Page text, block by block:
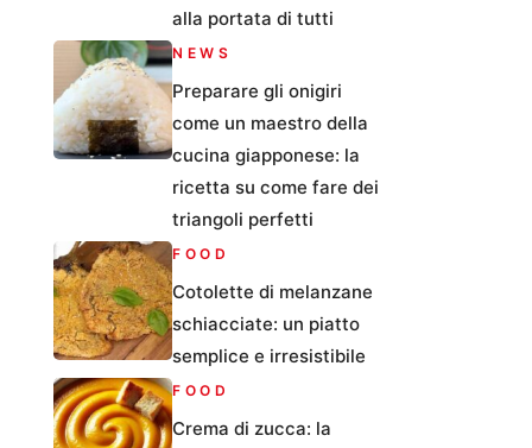
alla portata di tutti
NEWS
Preparare gli onigiri
come un maestro della
cucina giapponese: la
ricetta su come fare dei
triangoli perfetti
FOOD
Cotolette di melanzane
schiacciate: un piatto
semplice e irresistibile
FOOD
Crema di zucca: la